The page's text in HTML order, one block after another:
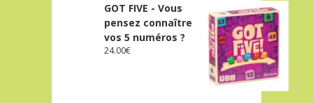
GOT FIVE - Vous
pensez connaître
vos 5 numéros ?
24.00€